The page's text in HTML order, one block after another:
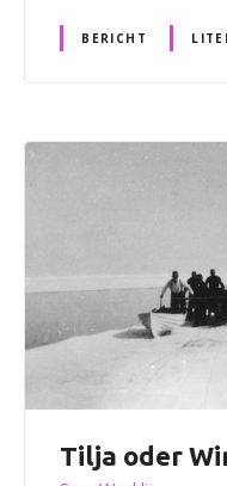
BERICHT
Tilja oder